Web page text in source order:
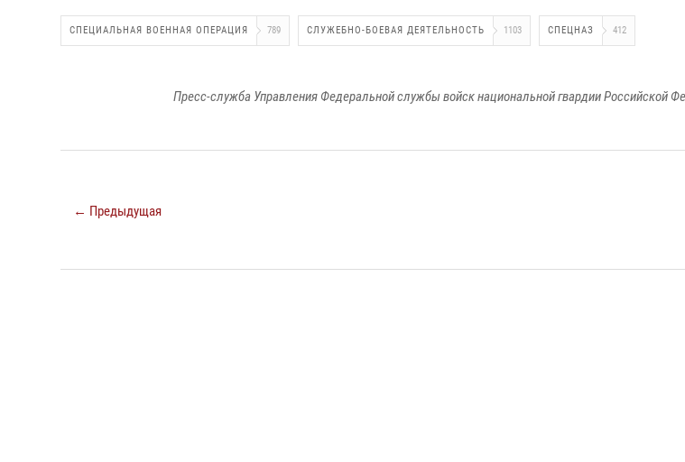
СПЕЦИАЛЬНАЯ ВОЕННАЯ ОПЕРАЦИЯ 789 СЛУЖЕБНО-БОЕВАЯ ДЕЯТЕЛЬНОСТЬ 1103 СПЕЦНАЗ 412
Пресс-служба Управления Федеральной службы войск национальной гвардии Российской
← Предыдущая